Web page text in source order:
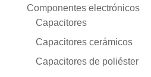
Componentes electrónicos
Capacitores
Capacitores cerámicos
Capacitores de poliéster